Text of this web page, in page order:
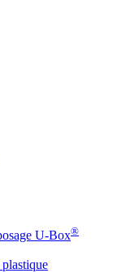
U-Box®